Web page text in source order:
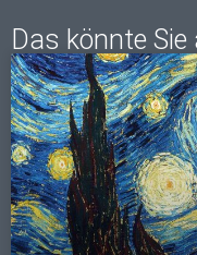
Das könnte